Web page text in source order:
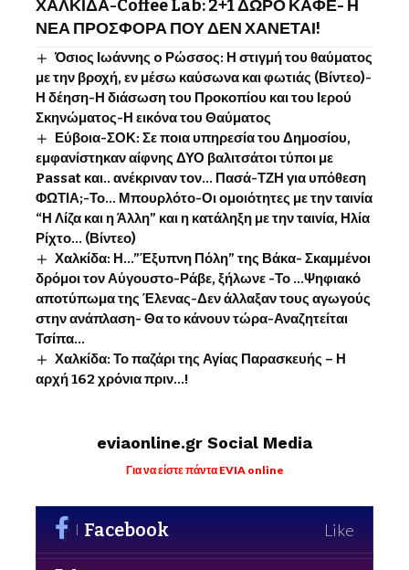
ΧΑΛΚΙΔΑ-Coffee Lab: 2+1 ΔΩΡΟ ΚΑΦΕ- Η
ΝΕΑ ΠΡΟΣΦΟΡΑ ΠΟΥ ΔΕΝ ΧΑΝΕΤΑΙ!
Όσιος Ιωάννης o Ρώσσος: Η στιγμή του θαύματος
με την βροχή, εν μέσω καύσωνα και φωτιάς (Βίντεο)-
Η δέηση-Η διάσωση του Προκοπίου και του Ιερού
Σκηνώματος-Η εικόνα του Θαύματος
Εύβοια-ΣΟΚ: Σε ποια υπηρεσία του Δημοσίου,
εμφανίστηκαν αίφνης ΔΥΟ βαλιτσάτοι τύποι με
Passat και.. ανέκριναν τον… Πασά-ΤΖΗ για υπόθεση
ΦΩΤΙΑ;-Το… Μπουρλότο-Οι ομοιότητες με την ταινία
“Η Λίζα και η Άλλη” και η κατάληξη με την ταινία, Ηλία
Ρίχτο… (Βίντεο)
Χαλκίδα: Η…”Έξυπνη Πόλη” της Βάκα- Σκαμμένοι
δρόμοι τον Αύγουστο-Ράβε, ξήλωνε -Το …Ψηφιακό
αποτύπωμα της Έλενας-Δεν άλλαξαν τους αγωγούς
στην ανάπλαση- Θα το κάνουν τώρα-Αναζητείται
Τσίπα…
Χαλκίδα: Το παζάρι της Αγίας Παρασκευής – Η
αρχή 162 χρόνια πριν…!
eviaonline.gr Social Media
Για να είστε πάντα EVIA online
Facebook Like